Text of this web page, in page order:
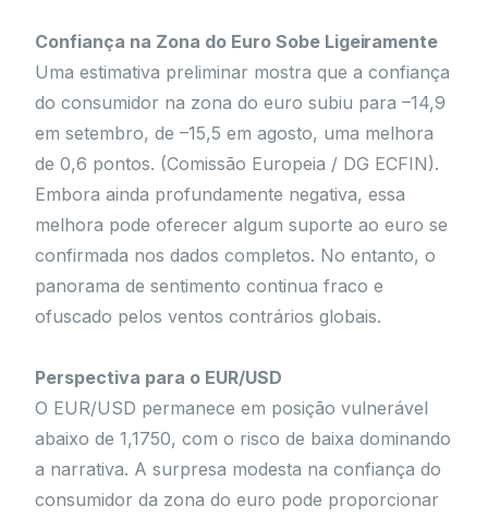
Confiança na Zona do Euro Sobe Ligeiramente
Uma estimativa preliminar mostra que a confiança
do consumidor na zona do euro subiu para –14,9
em setembro, de –15,5 em agosto, uma melhora
de 0,6 pontos. (Comissão Europeia / DG ECFIN).
Embora ainda profundamente negativa, essa
melhora pode oferecer algum suporte ao euro se
confirmada nos dados completos. No entanto, o
panorama de sentimento continua fraco e
ofuscado pelos ventos contrários globais.
Perspectiva para o EUR/USD
O EUR/USD permanece em posição vulnerável
abaixo de 1,1750, com o risco de baixa dominando
a narrativa. A surpresa modesta na confiança do
consumidor da zona do euro pode proporcionar